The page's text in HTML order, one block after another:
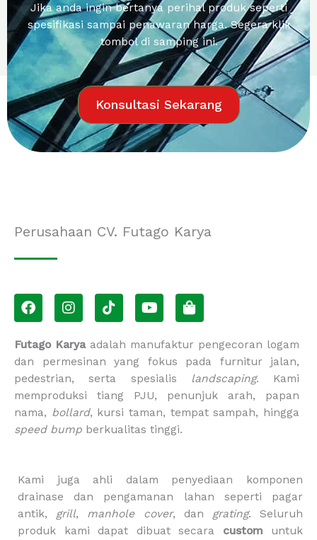
Jika anda ingin bertanya perihal produk seperti
spesifikasi sampai penawaran harga. Segera klik
tombol di samping ini.
Konsultasi Sekarang
Perusahaan CV. Futago Karya
F
a
e
b
o
o
k
I
n
t
a
g
r
a
m
T
i
t
o
k
Y
o
t
u
b
e
S
h
p
p
i
n
g
-
Futago Karyaadalah manufaktur pengecoran logam
dan permesinan yang fokus pada furnitur jalan,
pedestrian, serta spesialis landscaping. Kami
memproduksi tiang PJU, penunjuk arah, papan
nama, bollard, kursi taman, tempat sampah, hingga
speed bump berkualitas tinggi.
Kami juga ahli dalam penyediaan komponen
drainase dan pengamanan lahan seperti pagar
antik, grill, manhole cover, dan grating. Seluruh
produk kami dapat dibuat secara custom untuk